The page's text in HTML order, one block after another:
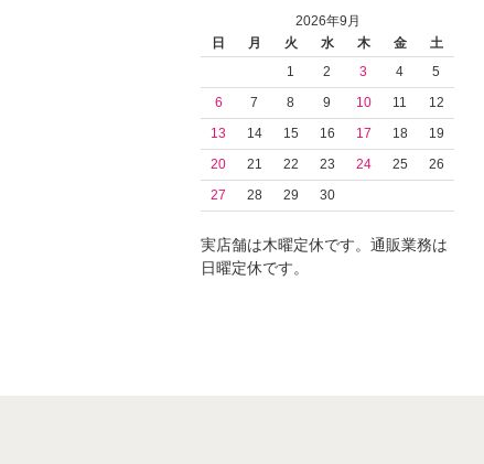
2026年9月
日
月 火 水 木 金
土
1
2 3 4
5
6
7 8 9 10 11
12
13
14 15 16 17 18
19
20
21 22 23 24 25
26
27
28 29 30
実店舗は木曜定休です。通販業務は
日曜定休です。